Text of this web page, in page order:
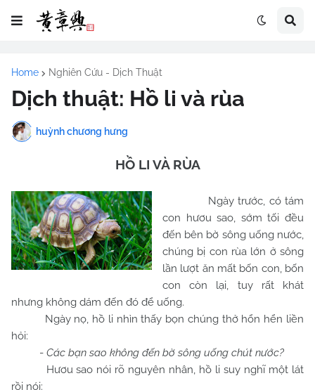
Home Nghiên Cứu - Dịch Thuật
Dịch thuật: Hồ li và rùa
huỳnh chương hưng
HỒ LI VÀ RÙA
Ngày trước, có tám
con hươu sao, sớm tối đều
đến bên bờ sông uống nước,
chúng bị con rùa lớn ở sông
lần lượt ăn mất bốn con, bốn
con còn lại, tuy rất khát
nhưng không dám đến đó để uống.
Ngày nọ, hồ li nhìn thấy bọn chúng thở hổn hển liền
hỏi:
- Các bạn sao không đến bờ sông uống chút nước?
Hươu sao nói rõ nguyên nhân, hồ li suy nghĩ một lát
rồi nói: